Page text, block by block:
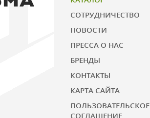
СОТРУДНИЧЕСТВО
НОВОСТИ
ПРЕССА О НАС
БРЕНДЫ
КОНТАКТЫ
КАРТА САЙТА
ПОЛЬЗОВАТЕЛЬСКОЕ
СОГЛАШЕНИЕ